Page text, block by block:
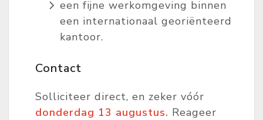
een fijne werkomgeving binnen
een internationaal georiënteerd
kantoor.
Contact
Solliciteer direct, en zeker vóór
donderdag 13 augustus. Reageer